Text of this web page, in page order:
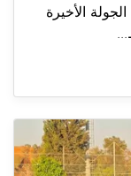
السلام زغرتا 1-0، في الجولة الأخيرة